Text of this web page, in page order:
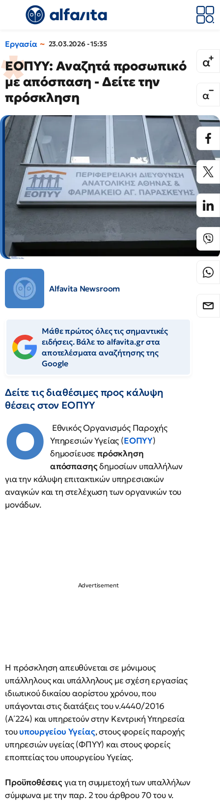
Εργασία 23.03.2026 - 15:35
ΕΟΠΥΥ: Αναζητά προσωπικό
με απόσπαση - Δείτε την
πρόσκληση
Alfavita Newsroom
Μάθε πρώτος όλες τις σημαντικές
ειδήσεις. Βάλε το alfavita.gr στα
αποτελέσματα αναζήτησης της
Google
Δείτε τις διαθέσιμες προς κάλυψη
θέσεις στον ΕΟΠΥΥ
Ο
Εθνικός Οργανισμός Παροχής
Υπηρεσιών Υγείας (ΕΟΠΥΥ)
δημοσίευσεπρόσκληση
απόσπασηςδημοσίων υπαλλήλων
για την κάλυψη επιτακτικών υπηρεσιακών
αναγκών και τη στελέχωση των οργανικών του
μονάδων.
Η πρόσκληση απευθύνεται σε μόνιμους
υπάλληλους και υπάλληλους με σχέση εργασίας
ιδιωτικού δικαίου αορίστου χρόνου, που
υπάγονται στις διατάξεις του ν.4440/2016
(Α΄224) και υπηρετούν στην Κεντρική Υπηρεσία
τουυπουργείου Υγείας, στους φορείς παροχής
υπηρεσιών υγείας (ΦΠΥΥ) και στους φορείς
εποπτείας του υπουργείου Υγείας.
Προϋποθέσειςγια τη συμμετοχή των υπαλλήλων
σύμφωνα με την παρ. 2 του άρθρου 70 του ν.